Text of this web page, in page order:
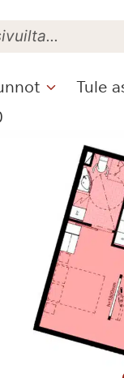
Tule